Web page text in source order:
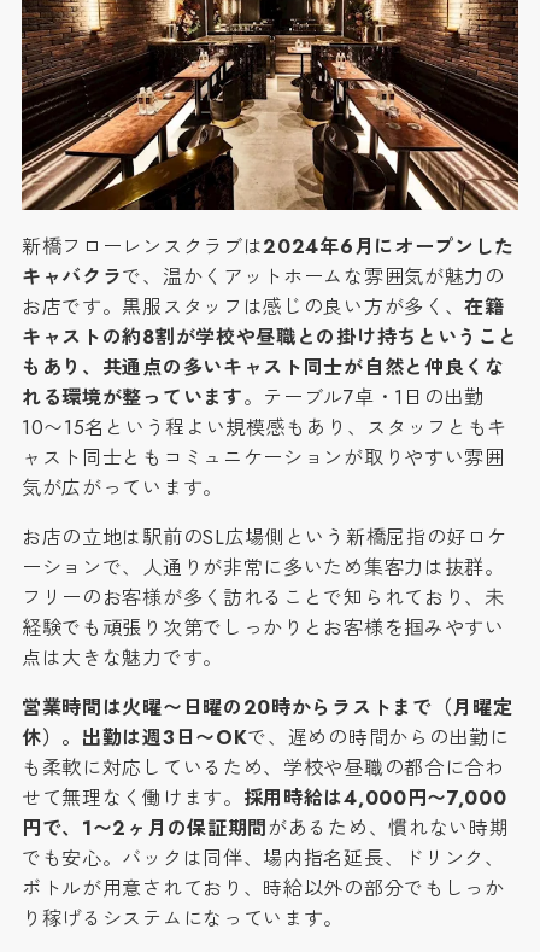
新橋フローレンスクラブは2024年6月にオープンした
キャバクラで、温かくアットホームな雰囲気が魅力の
お店です。黒服スタッフは感じの良い方が多く、在籍
キャストの約8割が学校や昼職との掛け持ちということ
もあり、共通点の多いキャスト同士が自然と仲良くな
れる環境が整っています。テーブル7卓・1日の出勤
10〜15名という程よい規模感もあり、スタッフともキ
ャスト同士ともコミュニケーションが取りやすい雰囲
気が広がっています。
お店の立地は駅前のSL広場側という新橋屈指の好ロケ
ーションで、人通りが非常に多いため集客力は抜群。
フリーのお客様が多く訪れることで知られており、未
経験でも頑張り次第でしっかりとお客様を掴みやすい
点は大きな魅力です。
営業時間は火曜〜日曜の20時からラストまで（月曜定
休）。出勤は週3日〜OKで、遅めの時間からの出勤に
も柔軟に対応しているため、学校や昼職の都合に合わ
せて無理なく働けます。 採用時給は4,000円〜7,000
円で、1〜2ヶ月の保証期間があるため、慣れない時期
でも安心。バックは同伴、場内指名延長、ドリンク、
ボトルが用意されており、時給以外の部分でもしっか
り稼げるシステムになっています。